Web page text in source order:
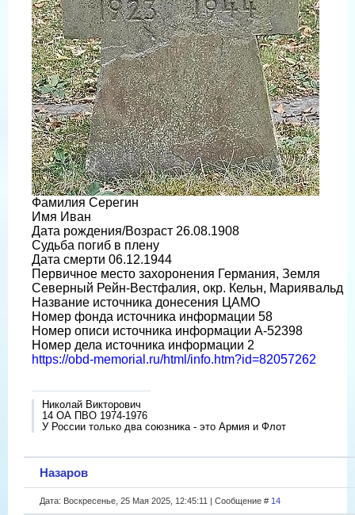
Фамилия Серегин
Имя Иван
Дата рождения/Возраст 26.08.1908
Судьба погиб в плену
Дата смерти 06.12.1944
Первичное место захоронения Германия, Земля
Северный Рейн-Вестфалия, окр. Кельн, Мариявальд
Название источника донесения ЦАМО
Номер фонда источника информации 58
Номер описи источника информации A-52398
Номер дела источника информации 2
https://obd-memorial.ru/html/info.htm?id=82057262
Николай Викторович
14 ОА ПВО 1974-1976
У России только два союзника - это Армия и Флот
Назаров
Дата: Воскресенье, 25 Мая 2025, 12:45:11 | Сообщение # 14